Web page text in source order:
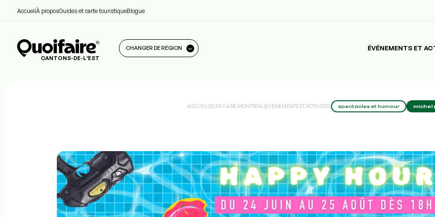
AccueilÀ proposGuides et carte touristiqueBlogue
CANTONS-DE-L'EST
CHANGER DE RÉGION ÉVÉNEMENTS ET
ACCUEIL |QUOI FAIRE MONTRÉAL |ÉVÉNEMENTS ET ACTIVITÉS| spectacles et humour michel